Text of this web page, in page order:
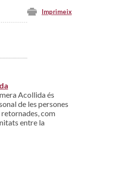
Imprimeix
Acollida és
de les persones
com
entre la